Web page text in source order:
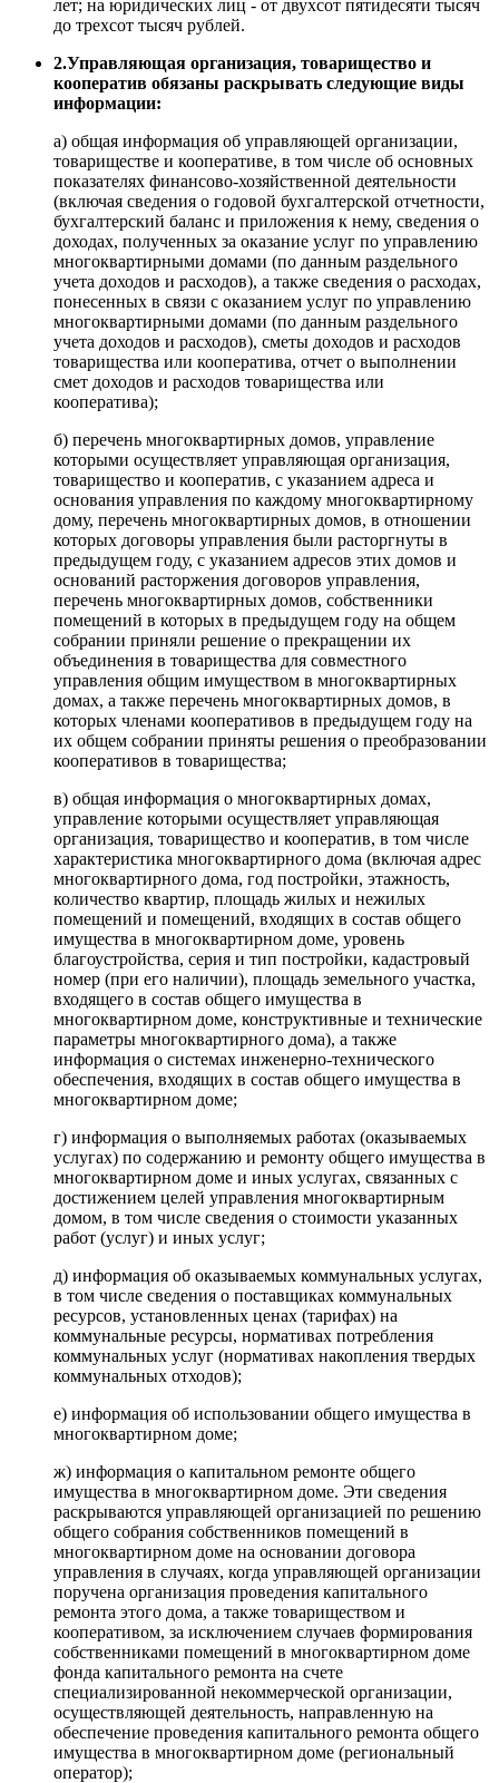
лет; на юридических лиц - от двухсот пятидесяти тысяч
до трехсот тысяч рублей.
2.Управляющая организация, товарищество и
кооператив обязаны раскрывать следующие виды
информации:
а) общая информация об управляющей организации,
товариществе и кооперативе, в том числе об основных
показателях финансово-хозяйственной деятельности
(включая сведения о годовой бухгалтерской отчетности,
бухгалтерский баланс и приложения к нему, сведения о
доходах, полученных за оказание услуг по управлению
многоквартирными домами (по данным раздельного
учета доходов и расходов), а также сведения о расходах,
понесенных в связи с оказанием услуг по управлению
многоквартирными домами (по данным раздельного
учета доходов и расходов), сметы доходов и расходов
товарищества или кооператива, отчет о выполнении
смет доходов и расходов товарищества или
кооператива);
б) перечень многоквартирных домов, управление
которыми осуществляет управляющая организация,
товарищество и кооператив, с указанием адреса и
основания управления по каждому многоквартирному
дому, перечень многоквартирных домов, в отношении
которых договоры управления были расторгнуты в
предыдущем году, с указанием адресов этих домов и
оснований расторжения договоров управления,
перечень многоквартирных домов, собственники
помещений в которых в предыдущем году на общем
собрании приняли решение о прекращении их
объединения в товарищества для совместного
управления общим имуществом в многоквартирных
домах, а также перечень многоквартирных домов, в
которых членами кооперативов в предыдущем году на
их общем собрании приняты решения о преобразовании
кооперативов в товарищества;
в) общая информация о многоквартирных домах,
управление которыми осуществляет управляющая
организация, товарищество и кооператив, в том числе
характеристика многоквартирного дома (включая адрес
многоквартирного дома, год постройки, этажность,
количество квартир, площадь жилых и нежилых
помещений и помещений, входящих в состав общего
имущества в многоквартирном доме, уровень
благоустройства, серия и тип постройки, кадастровый
номер (при его наличии), площадь земельного участка,
входящего в состав общего имущества в
многоквартирном доме, конструктивные и технические
параметры многоквартирного дома), а также
информация о системах инженерно-технического
обеспечения, входящих в состав общего имущества в
многоквартирном доме;
г) информация о выполняемых работах (оказываемых
услугах) по содержанию и ремонту общего имущества в
многоквартирном доме и иных услугах, связанных с
достижением целей управления многоквартирным
домом, в том числе сведения о стоимости указанных
работ (услуг) и иных услуг;
д) информация об оказываемых коммунальных услугах,
в том числе сведения о поставщиках коммунальных
ресурсов, установленных ценах (тарифах) на
коммунальные ресурсы, нормативах потребления
коммунальных услуг (нормативах накопления твердых
коммунальных отходов);
е) информация об использовании общего имущества в
многоквартирном доме;
ж) информация о капитальном ремонте общего
имущества в многоквартирном доме. Эти сведения
раскрываются управляющей организацией по решению
общего собрания собственников помещений в
многоквартирном доме на основании договора
управления в случаях, когда управляющей организации
поручена организация проведения капитального
ремонта этого дома, а также товариществом и
кооперативом, за исключением случаев формирования
собственниками помещений в многоквартирном доме
фонда капитального ремонта на счете
специализированной некоммерческой организации,
осуществляющей деятельность, направленную на
обеспечение проведения капитального ремонта общего
имущества в многоквартирном доме (региональный
оператор);